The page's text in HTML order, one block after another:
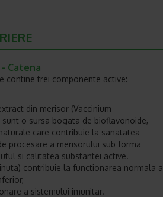
Catena
contine trei componente active:
din merisor (Vaccinium
o sursa bogata de bioflavonoide,
care contribuie la sanatatea
procesare a merisorului sub forma
si calitatea substantei active.
contribuie la functionarea normala a
a sistemului imunitar.